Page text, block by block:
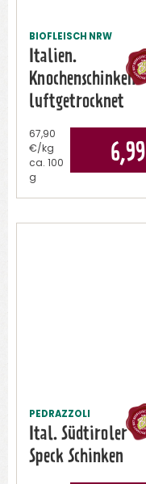
BIOFLEISCH NRW
Italien.
Knochenschinken
luftgetrocknet
6,99
67,90
€/kg
ca.
100
g
PEDRAZZOLI
Ital. Südtiroler
Speck Schinken